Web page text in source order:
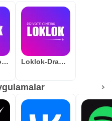
Loklok - Movies&TV series Loklok-Dramas&Movies